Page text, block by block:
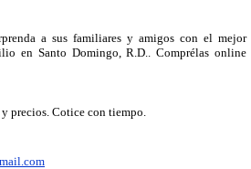
a sus familiares y amigos con el mejor
en Santo Domingo, R.D.. Comprélas online
precios. Cotice con tiempo.